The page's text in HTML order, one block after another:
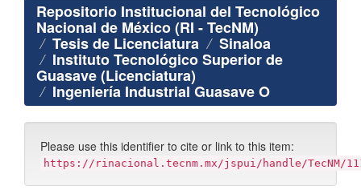
Repositorio Institucional del Tecnológico
Nacional de México (RI - TecNM)
Tesis de Licenciatura Sinaloa
Instituto Tecnológico Superior de
Guasave (Licenciatura)
Ingeniería Industrial Guasave O
Please use this identifier to cite or link to this item:
https://rinacional.tecnm.mx/jspui/handle/TecNM/